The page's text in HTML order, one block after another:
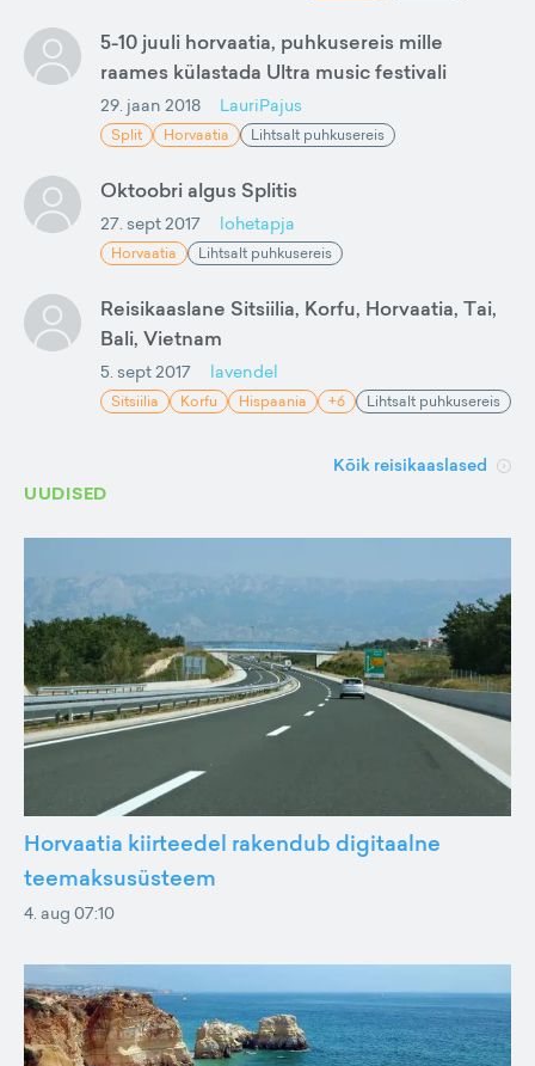
5-10 juuli horvaatia, puhkusereis mille
raames külastada Ultra music festivali
29. jaan 2018 LauriPajus
Split Horvaatia Lihtsalt puhkusereis
Oktoobri algus Splitis
27. sept 2017 lohetapja
Horvaatia Lihtsalt puhkusereis
Reisikaaslane Sitsiilia, Korfu, Horvaatia, Tai,
Bali, Vietnam
5. sept 2017 lavendel
Sitsiilia Korfu Hispaania +6 Lihtsalt puhkusereis
Kõik reisikaaslased
UUDISED
Horvaatia kiirteedel rakendub digitaalne
teemaksusüsteem
4. aug 07:10